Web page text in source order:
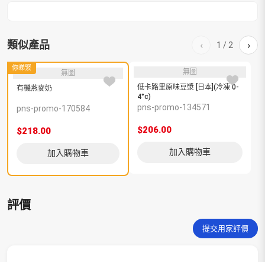
類似產品 ‹ 1 / 2 ›
你睇緊
無圖
有機燕麥奶
pns-promo-170584
$218.00
加入購物車
無圖
低卡路里原味豆漿 [日本](冷凍 0-
4°c)
pns-promo-134571
$206.00
加入購物車
評價
提交用家評價